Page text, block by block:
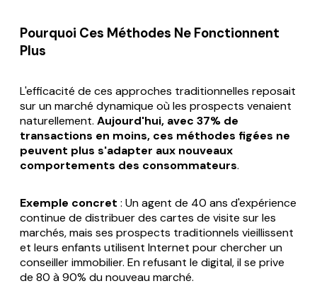
Pourquoi Ces Méthodes Ne Fonctionnent
Plus
L'efficacité de ces approches traditionnelles reposait
sur un marché dynamique où les prospects venaient
naturellement. Aujourd'hui, avec 37% de
transactions en moins, ces méthodes figées ne
peuvent plus s'adapter aux nouveaux
comportements des consommateurs.
Exemple concret : Un agent de 40 ans d'expérience
continue de distribuer des cartes de visite sur les
marchés, mais ses prospects traditionnels vieillissent
et leurs enfants utilisent Internet pour chercher un
conseiller immobilier. En refusant le digital, il se prive
de 80 à 90% du nouveau marché.